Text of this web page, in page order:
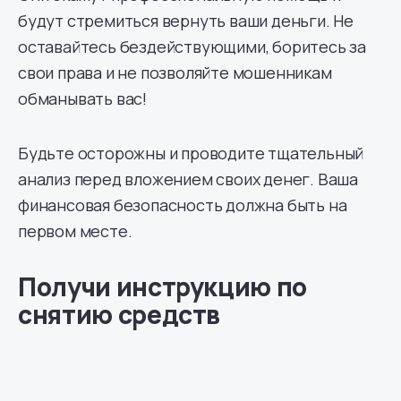
будут стремиться вернуть ваши деньги. Не
оставайтесь бездействующими, боритесь за
свои права и не позволяйте мошенникам
обманывать вас!
Будьте осторожны и проводите тщательный
анализ перед вложением своих денег. Ваша
финансовая безопасность должна быть на
первом месте.
Получи инструкцию по
снятию средств